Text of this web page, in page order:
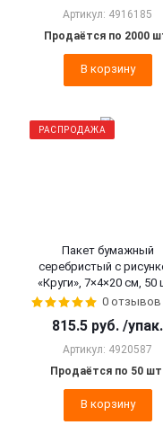
Артикул: 4916185
Продаётся по 2000
В корзину
РАСПРОДАЖА
Пакет бумажный
серебристый с
«Круги», 7×4×20 см, 50
0 отзывов
815.5 руб. /упак.
Артикул: 4920587
Продаётся по 50
В корзину